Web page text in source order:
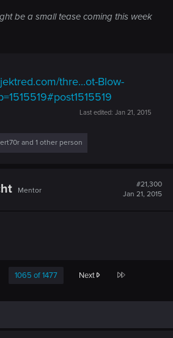
be a small tease coming this week
thre...ot-Blow-
Last edited: Jan 21, 2015
and 1 other person
Mentor
#21,300
Jan 21, 2015
1065 of 1477 Next Last